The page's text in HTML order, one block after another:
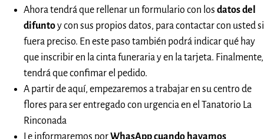
Ahora tendrá que rellenar un formulario con los datos del
difuntoy con sus propios datos, para contactar con usted si
fuera preciso. En este paso también podrá indicar qué hay
que inscribir en la cinta funeraria y en la tarjeta. Finalmente,
tendrá que confimar el pedido.
A partir de aquí, empezaremos a trabajar en su centro de
flores para ser entregado con urgencia en el Tanatorio La
Rinconada
Le informaremos porWhasApp cuando hayamos